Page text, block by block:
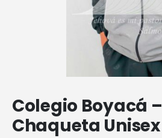
Colegio Boyacá –
Chaqueta Unisex